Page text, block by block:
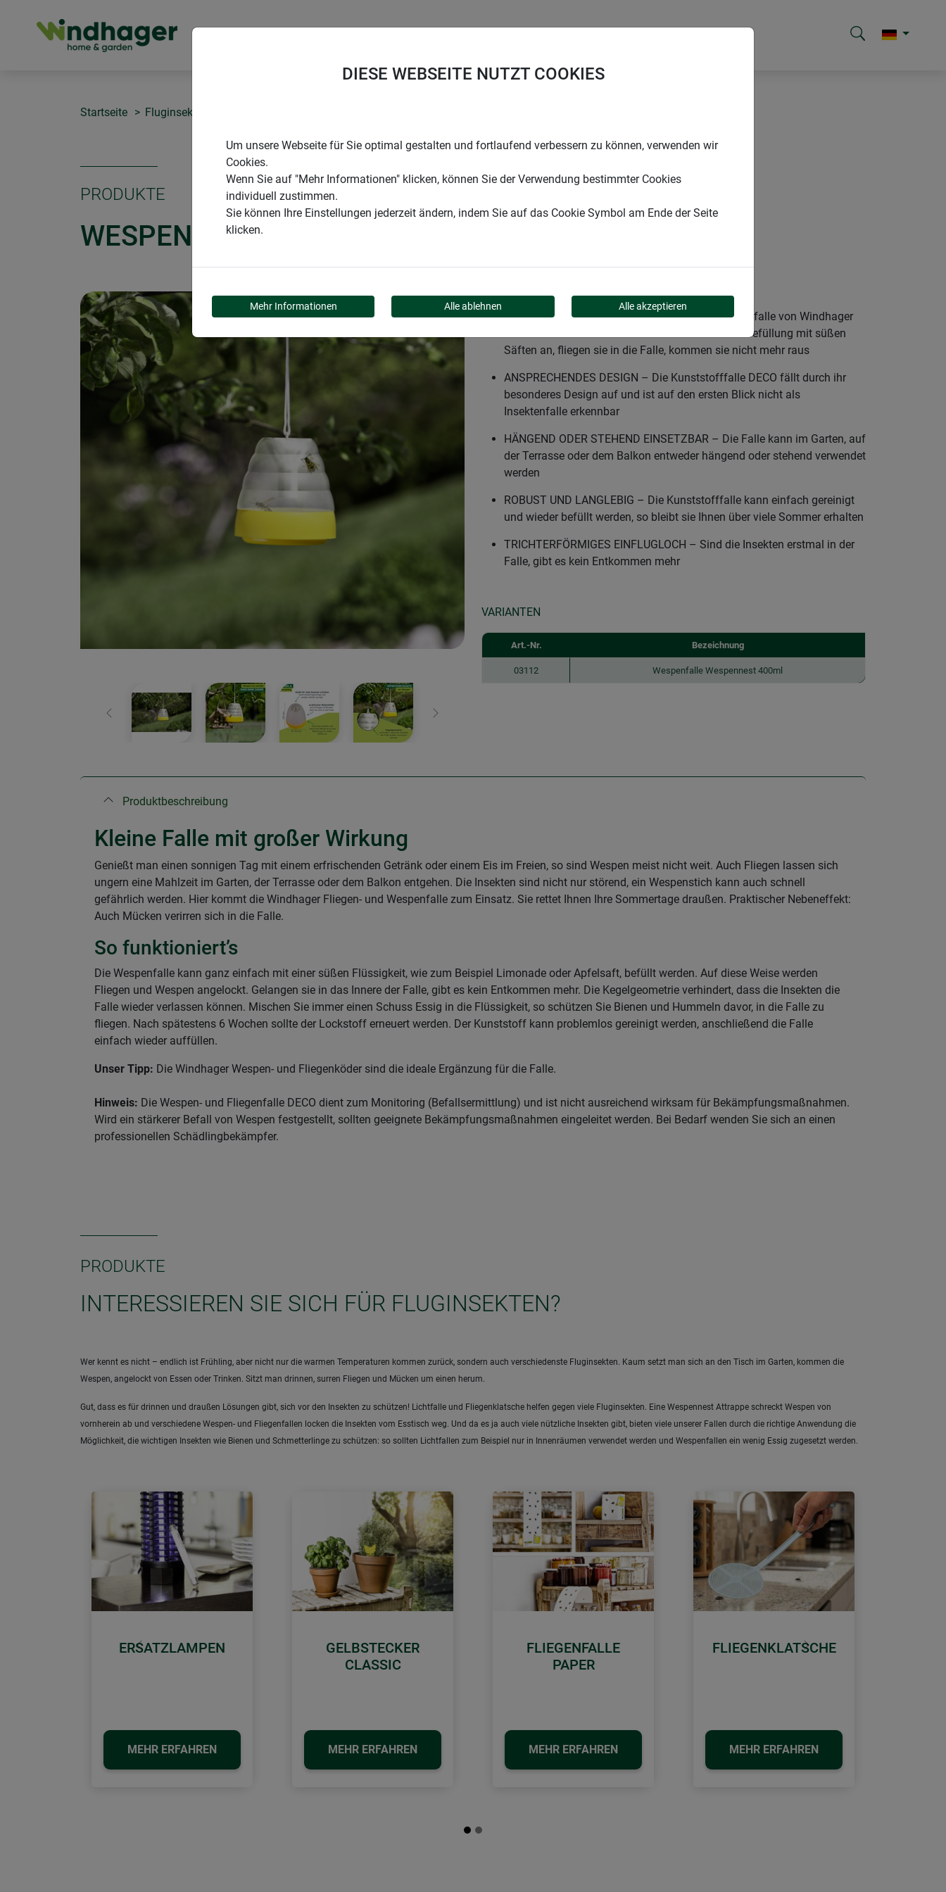
Startseite Fluginsekten
PRODUKTE
WESPEN- & FLIEGENFALLE DECO
Zurück Weiter
SCHUTZ VOR WESPEN – Die Wespen- und Fliegenfalle von Windhager
lockt die Insekten auf natürliche Weise durch die Befüllung mit süßen
Säften an, fliegen sie in die Falle, kommen sie nicht mehr raus
ANSPRECHENDES DESIGN – Die Kunststofffalle DECO fällt durch ihr
besonderes Design auf und ist auf den ersten Blick nicht als
Insektenfalle erkennbar
HÄNGEND ODER STEHEND EINSETZBAR – Die Falle kann im Garten, auf
der Terrasse oder dem Balkon entweder hängend oder stehend verwendet
werden
ROBUST UND LANGLEBIG – Die Kunststofffalle kann einfach gereinigt
und wieder befüllt werden, so bleibt sie Ihnen über viele Sommer erhalten
TRICHTERFÖRMIGES EINFLUGLOCH – Sind die Insekten erstmal in der
Falle, gibt es kein Entkommen mehr
VARIANTEN
Art.-Nr. Bezeichnung
03112 Wespenfalle Wespennest 400ml
Produktbeschreibung
Kleine Falle mit großer Wirkung
Genießt man einen sonnigen Tag mit einem erfrischenden Getränk oder einem Eis im Freien, so sind Wespen meist nicht weit. Auch Fliegen lassen sich
ungern eine Mahlzeit im Garten, der Terrasse oder dem Balkon entgehen. Die Insekten sind nicht nur störend, ein Wespenstich kann auch schnell
gefährlich werden. Hier kommt die Windhager Fliegen- und Wespenfalle zum Einsatz. Sie rettet Ihnen Ihre Sommertage draußen. Praktischer Nebeneffekt:
Auch Mücken verirren sich in die Falle.
So funktioniert’s
Die Wespenfalle kann ganz einfach mit einer süßen Flüssigkeit, wie zum Beispiel Limonade oder Apfelsaft, befüllt werden. Auf diese Weise werden
Fliegen und Wespen angelockt. Gelangen sie in das Innere der Falle, gibt es kein Entkommen mehr. Die Kegelgeometrie verhindert, dass die Insekten die
Falle wieder verlassen können. Mischen Sie immer einen Schuss Essig in die Flüssigkeit, so schützen Sie Bienen und Hummeln davor, in die Falle zu
fliegen. Nach spätestens 6 Wochen sollte der Lockstoff erneuert werden. Der Kunststoff kann problemlos gereinigt werden, anschließend die Falle
einfach wieder auffüllen.
Unser Tipp: Die Windhager Wespen- und Fliegenköder sind die ideale Ergänzung für die Falle.
Hinweis: Die Wespen- und Fliegenfalle DECO dient zum Monitoring (Befallsermittlung) und ist nicht ausreichend wirksam für Bekämpfungsmaßnahmen.
Wird ein stärkerer Befall von Wespen festgestellt, sollten geeignete Bekämpfungsmaßnahmen eingeleitet werden. Bei Bedarf wenden Sie sich an einen
professionellen Schädlingbekämpfer.
PRODUKTE
INTERESSIEREN SIE SICH FÜR FLUGINSEKTEN?
Wer kennt es nicht – endlich ist Frühling, aber nicht nur die warmen Temperaturen kommen zurück, sondern auch verschiedenste Fluginsekten. Kaum setzt man sich an den Tisch im Garten, kommen die
Wespen, angelockt von Essen oder Trinken. Sitzt man drinnen, surren Fliegen und Mücken um einen herum.
Gut, dass es für drinnen und draußen Lösungen gibt, sich vor den Insekten zu schützen! Lichtfalle und Fliegenklatsche helfen gegen viele Fluginsekten. Eine Wespennest Attrappe schreckt Wespen von
vornherein ab und verschiedene Wespen- und Fliegenfallen locken die Insekten vom Esstisch weg. Und da es ja auch viele nützliche Insekten gibt, bieten viele unserer Fallen durch die richtige Anwendung die
Möglichkeit, die wichtigen Insekten wie Bienen und Schmetterlinge zu schützen: so sollten Lichtfallen zum Beispiel nur in Innenräumen verwendet werden und Wespenfallen ein wenig Essig zugesetzt werden.
ERSATZLAMPEN
MEHR ERFAHREN
GELBSTECKER
CLASSIC
MEHR ERFAHREN
FLIEGENFALLE
PAPER
MEHR ERFAHREN
FLIEGENKLATSCHE
MEHR ERFAHREN
Zurück Weiter
DIESE WEBSEITE NUTZT COOKIES
Um unsere Webseite für Sie optimal gestalten und fortlaufend verbessern zu können, verwenden wir
Cookies.
Wenn Sie auf "Mehr Informationen" klicken, können Sie der Verwendung bestimmter Cookies
individuell zustimmen.
Sie können Ihre Einstellungen jederzeit ändern, indem Sie auf das Cookie Symbol am Ende der Seite
klicken.
Mehr Informationen Alle ablehnen Alle akzeptieren